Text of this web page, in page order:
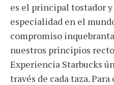
es el principal tostador
especialidad en el
compromiso
nuestros principios
Experiencia Starbucks
través de cada taza.